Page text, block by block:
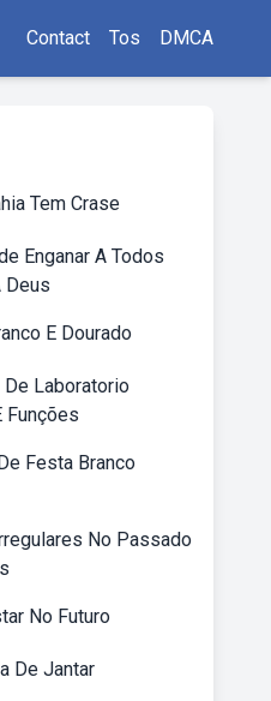
Contact Tos DMCA
Tem Crase
Enganar A Todos
Deus
E Dourado
Laboratorio
Funções
Festa Branco
No Passado
No Futuro
De Jantar